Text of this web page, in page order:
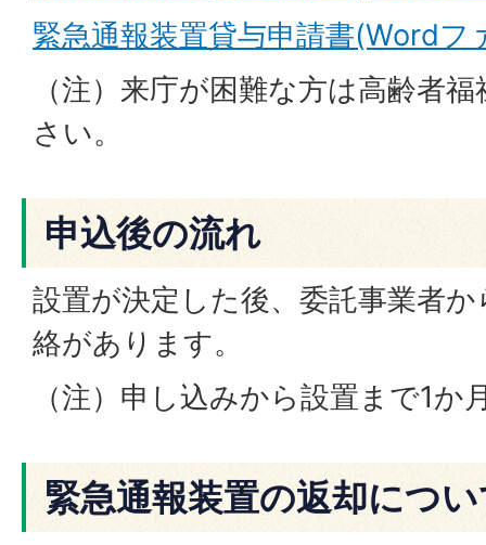
緊急通報装置貸与申請書(Wordフ
（注）来庁が困難な方は高齢者
さい。
申込後の流れ
設置が決定した後、委託事業者
絡があります。
（注）申し込みから設置まで1か
緊急通報装置の返却につ